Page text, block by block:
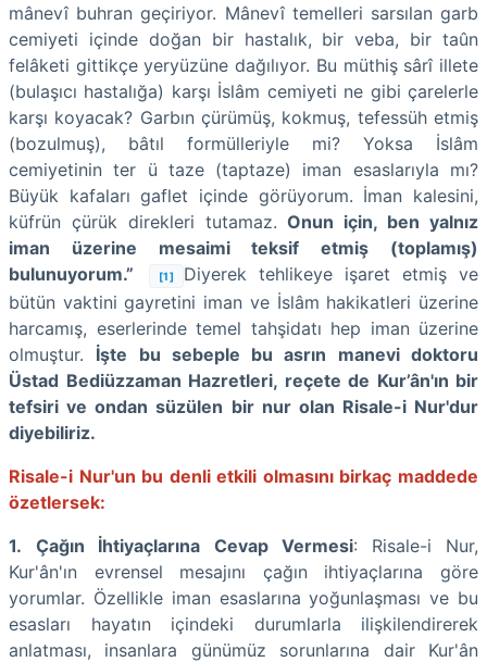
mânevî buhran geçiriyor. Mânevî temelleri sarsılan garb
cemiyeti içinde doğan bir hastalık, bir veba, bir taûn
felâketi gittikçe yeryüzüne dağılıyor. Bu müthiş sârî illete
(bulaşıcı hastalığa) karşı İslâm cemiyeti ne gibi çarelerle
karşı koyacak? Garbın çürümüş, kokmuş, tefessüh etmiş
(bozulmuş), bâtıl formülleriyle mi? Yoksa İslâm
cemiyetinin ter ü taze (taptaze) iman esaslarıyla mı?
Büyük kafaları gaflet içinde görüyorum. İman kalesini,
küfrün çürük direkleri tutamaz.Onun için, ben yalnız
iman üzerine mesaimi teksif etmiş (toplamış)
bulunuyorum.”
[1]
Diyerek tehlikeye işaret etmiş ve
bütün vaktini gayretini iman ve İslâm hakikatleri üzerine
harcamış, eserlerinde temel tahşidatı hep iman üzerine
olmuştur. İşte bu sebeple bu asrın manevi doktoru
Üstad Bediüzzaman Hazretleri, reçete de Kur’ân'ın bir
tefsiri ve ondan süzülen bir nur olan Risale-i Nur'dur
diyebiliriz.
Risale-i Nur'un bu denli etkili olmasını birkaç maddede
özetlersek:
1.
Çağın İhtiyaçlarına Cevap Vermesi: Risale-i Nur,
Kur'ân'ın evrensel mesajını çağın ihtiyaçlarına göre
yorumlar. Özellikle iman esaslarına yoğunlaşması ve bu
esasları hayatın içindeki durumlarla ilişkilendirerek
anlatması, insanlara günümüz sorunlarına dair Kur'ân